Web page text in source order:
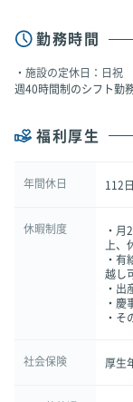
勤務時間
施設の定休日：日祝
週40時間制のシフト勤
福利厚生
年間休日 112
休暇制度
・月
上、
・有
越し
・出
・慶
・そ
社会保険 厚生